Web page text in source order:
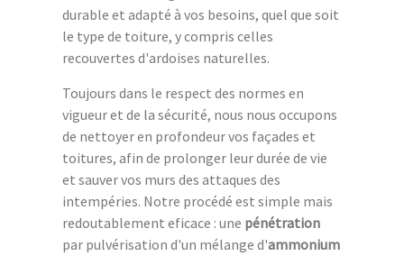
durable et adapté à vos besoins, quel que soit
le type de toiture, y compris celles
recouvertes d'ardoises naturelles.
Toujours dans le respect des normes en
vigueur et de la sécurité, nous nous occupons
de nettoyer en profondeur vos façades et
toitures, afin de prolonger leur durée de vie
et sauver vos murs des attaques des
intempéries. Notre procédé est simple mais
redoutablement eficace : une pénétration
par pulvérisation d'un mélange d'ammonium